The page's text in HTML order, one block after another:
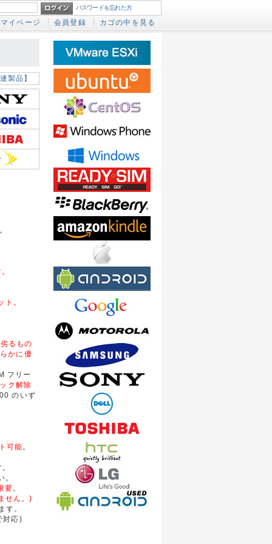
パスワードを忘れた方
マイページ 会員登録 カゴの中を見る
製品】
。
るもの
かに優
フリー
ク解除
のいず
可能 。
。
要 。
せん。)
す。
対応)